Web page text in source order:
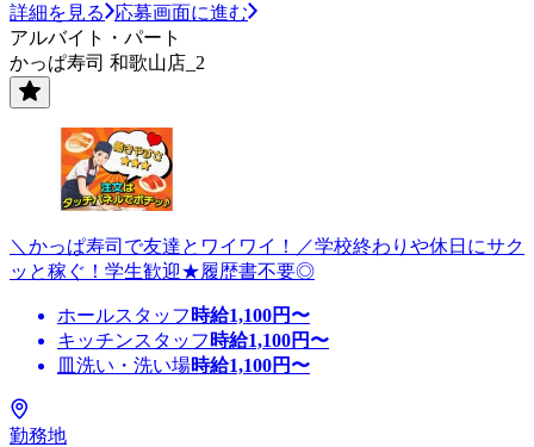
詳細を見る
応募画面に進む
アルバイト・パート
かっぱ寿司 和歌山店_2
＼かっぱ寿司で友達とワイワイ！／学校終わりや休日にサク
ッと稼ぐ！学生歓迎★履歴書不要◎
ホールスタッフ 時給1,100円〜
キッチンスタッフ 時給1,100円〜
皿洗い・洗い場時給1,100円〜
勤務地